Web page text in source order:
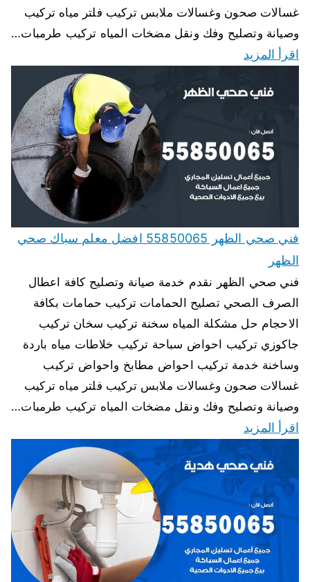
غسالات صحون وغسالات ملابس تركيب فلتر مياه تركيب
وصيانة وتصليح وفك ونقل مضخات المياه تركيب طرمبات…
اقرأ المزيد
فني صحي الظهر 55850065 افضل معلم سباك صحي
الظهر
فني صحي الظهر نقدم خدمة صيانة وتصليح كافة اعطال
الصرف الصحي تصليح الحمامات تركيب حمامات بكافة
الاحجام حل مشكلة المياه سخنة تركيب سخان تركيب
جاكوزي تركيب احواض سباحة تركيب خلاطات مياه باردة
وساخنة خدمة تركيب احواض مطابخ واحواض تركيب
غسالات صحون وغسالات ملابس تركيب فلتر مياه تركيب
وصيانة وتصليح وفك ونقل مضخات المياه تركيب طرمبات…
اقرأ المزيد